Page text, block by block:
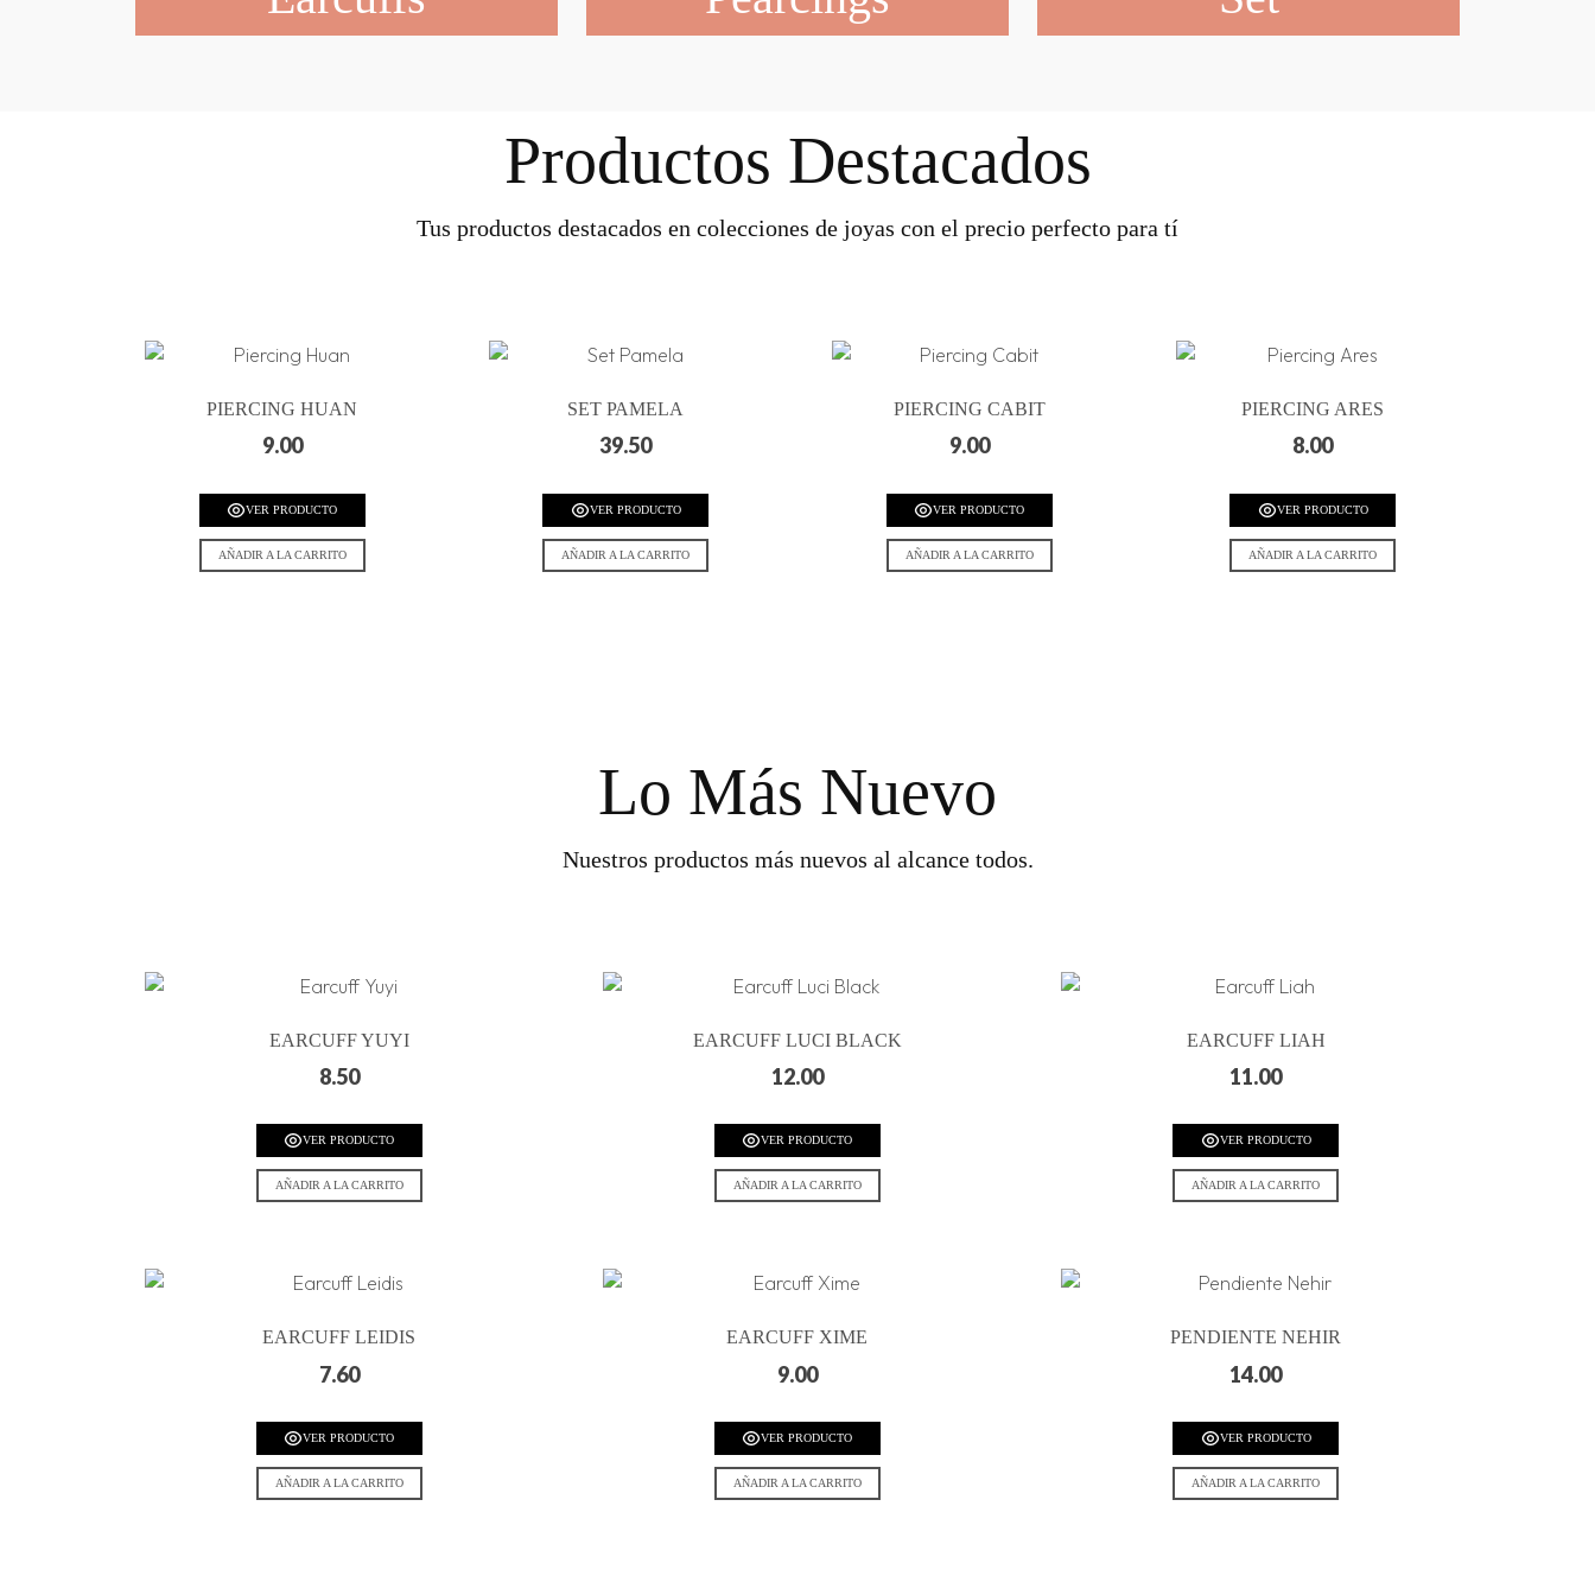
Productos Destacados
Tus productos destacados en colecciones de joyas con el precio perfecto para tí
PIERCING HUAN
9.00
VER PRODUCTO
AÑADIR A LA CARRITO
SET PAMELA
39.50
VER PRODUCTO
AÑADIR A LA CARRITO
PIERCING CABIT
9.00
VER PRODUCTO
AÑADIR A LA CARRITO
PIERCING ARES
8.00
VER PRODUCTO
AÑADIR A LA CARRITO
Lo Más Nuevo
Nuestros productos más nuevos al alcance todos.
EARCUFF YUYI
8.50
VER PRODUCTO
AÑADIR A LA CARRITO
EARCUFF LUCI BLACK
12.00
VER PRODUCTO
AÑADIR A LA CARRITO
EARCUFF LIAH
11.00
VER PRODUCTO
AÑADIR A LA CARRITO
EARCUFF LEIDIS
7.60
VER PRODUCTO
AÑADIR A LA CARRITO
EARCUFF XIME
9.00
VER PRODUCTO
AÑADIR A LA CARRITO
PENDIENTE NEHIR
14.00
VER PRODUCTO
AÑADIR A LA CARRITO